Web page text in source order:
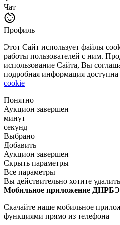
Чат
Профиль
Этот Сайт использует файлы
работы пользователей с ним.
использование Сайта, Вы
подробная информация доступна
cookie
Понятно
Аукцион завершен
минут
секунд
Выбрано
Добавить
Аукцион завершен
Скрыть параметры
Все параметры
Вы действительно хотите
Мобильное приложение
Скачайте наше мобильное
функциями прямо из телефона